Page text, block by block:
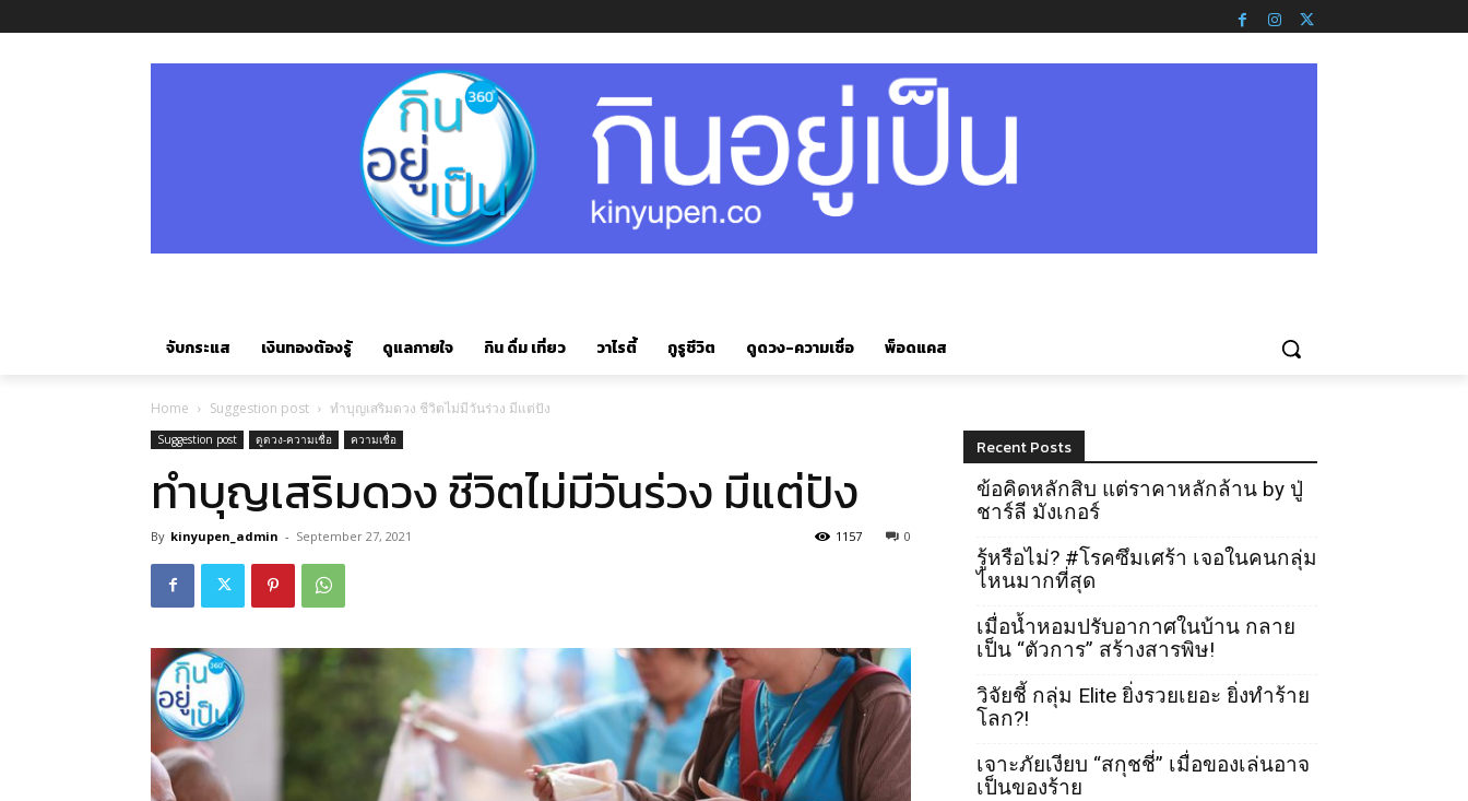
จับกระแส เงินทองต้องรู้ ดูแลกายใจ กิน ดื่ม เที่ยว วาไรตี้ กูรูชีวิต ดูดวง-ความเชื่อ พ็อดแคส
Home Suggestion post ทำบุญเสริมดวง ชีวิตไม่มีวันร่วง มีแต่ปัง
Suggestion post ดูดวง-ความเชื่อ ความเชื่อ
ทำบุญเสริมดวง ชีวิตไม่มีวันร่วง มีแต่ปัง
By kinyupen_admin - September 27, 2021 0
1157
Recent Posts
ข้อคิดหลักสิบ แต่ราคาหลักล้าน by ปู่
ชาร์ลี มังเกอร์
รู้หรือไม่? #โรคซึมเศร้า เจอในคนกลุ่ม
ไหนมากที่สุด
เมื่อน้ำหอมปรับอากาศในบ้าน กลาย
เป็น “ตัวการ” สร้างสารพิษ!
วิจัยชี้ กลุ่ม Elite ยิ่งรวยเยอะ ยิ่งทำร้าย
โลก?!
เจาะภัยเงียบ “สกุชชี่” เมื่อของเล่นอาจ
เป็นของร้าย